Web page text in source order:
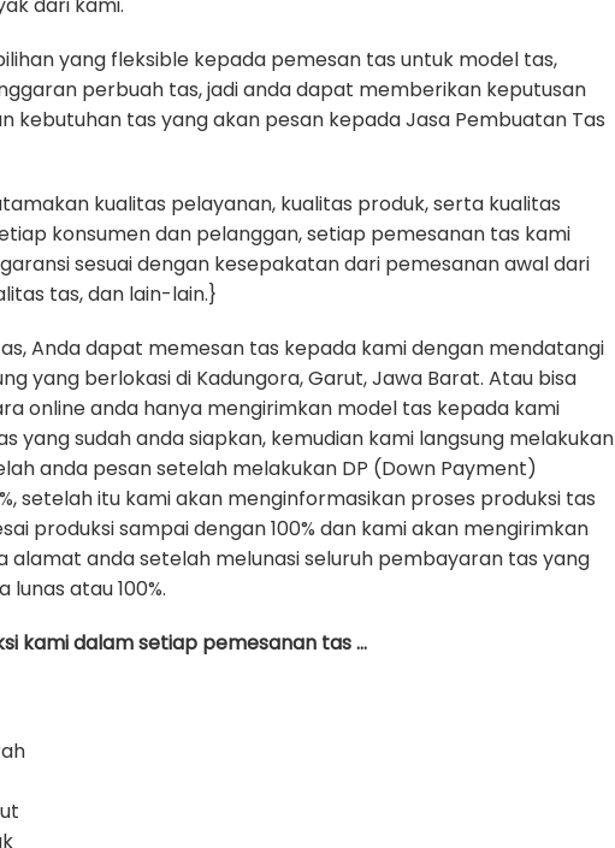
yang fleksible kepada pemesan tas untuk model tas,
perbuah tas, jadi anda dapat memberikan keputusan
kebutuhan tas yang akan pesan kepada Jasa Pembuatan Tas
kualitas pelayanan, kualitas produk, serta kualitas
konsumen dan pelanggan, setiap pemesanan tas kami
sesuai dengan kesepakatan dari pemesanan awal dari
tas, dan lain-lain.}
Anda dapat memesan tas kepada kami dengan mendatangi
yang berlokasi di Kadungora, Garut, Jawa Barat. Atau bisa
online anda hanya mengirimkan model tas kepada kami
yang sudah anda siapkan, kemudian kami langsung melakukan
anda pesan setelah melakukan DP (Down Payment)
setelah itu kami akan menginformasikan proses produksi tas
produksi sampai dengan 100% dan kami akan mengirimkan
alamat anda setelah melunasi seluruh pembayaran tas yang
atau 100%.
kami dalam setiap pemesanan tas …